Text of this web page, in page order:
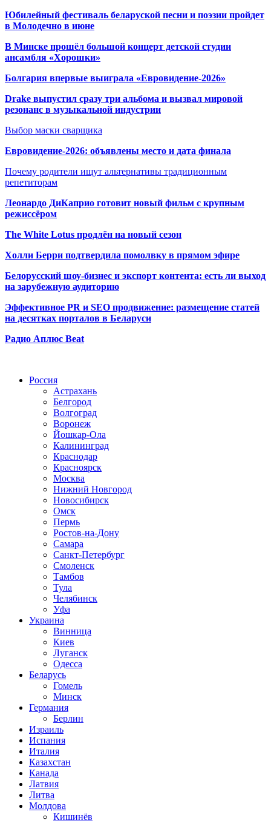
Юбилейный фестиваль беларуской песни и поэзии пройдет
в Молодечно в июне
В Минске прошёл большой концерт детской студии
ансамбля «Хорошки»
Болгария впервые выиграла «Евровидение-2026»
Drake выпустил сразу три альбома и вызвал мировой
резонанс в музыкальной индустрии
Выбор маски сварщика
Евровидение-2026: объявлены место и дата финала
Почему родители ищут альтернативы традиционным
репетиторам
Леонардо ДиКаприо готовит новый фильм с крупным
режиссёром
The White Lotus продлён на новый сезон
Холли Берри подтвердила помолвку в прямом эфире
Белорусский шоу-бизнес и экспорт контента: есть ли выход
на зарубежную аудиторию
Эффективное PR и SEO продвижение: размещение статей
на десятках порталов в Беларуси
Радио Аплюс Beat
Россия
Астрахань
Белгород
Волгоград
Воронеж
Йошкар-Ола
Калининград
Краснодар
Красноярск
Москва
Нижний Новгород
Новосибирск
Омск
Пермь
Ростов-на-Дону
Самара
Санкт-Петербург
Смоленск
Тамбов
Тула
Челябинск
Уфа
Украина
Винница
Киев
Луганск
Одесса
Беларусь
Гомель
Минск
Германия
Берлин
Израиль
Испания
Италия
Казахстан
Канада
Латвия
Литва
Молдова
Кишинёв